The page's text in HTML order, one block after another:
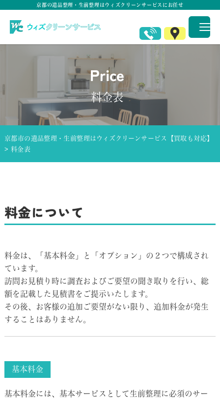
京都の遺品整理・生前整理はウィズクリーンサービスにお任せ
Price
料金表
京都市の遺品整理・生前整理はウィズクリーンサービス【買取も対応】
> 料金表
料金について
料金は、「基本料金」と「オプション」の２つで構成され
ています。
訪問お見積り時に調査およびご要望の聞き取りを行い、総
額を記載した見積書をご提示いたします。
その後、お客様の追加ご要望がない限り、追加料金が発生
することはありません。
基本料金
基本料金には、基本サービスとして生前整理に必須のサー